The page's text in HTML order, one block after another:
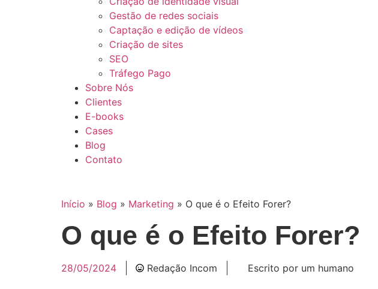
Gestão de redes sociais
Captação e edição de vídeos
Criação de sites
SEO
Tráfego Pago
Sobre Nós
Clientes
E-books
Cases
Blog
Contato
Início » Blog » Marketing » O que é o Efeito Forer?
O que é o Efeito Forer?
28/05/2024 Redação Incom Escrito por um humano